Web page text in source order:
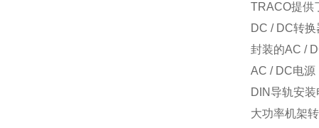
TRACO提供
DC / DC转
封装的AC /
AC / DC电源
DIN导轨安
大功率机架